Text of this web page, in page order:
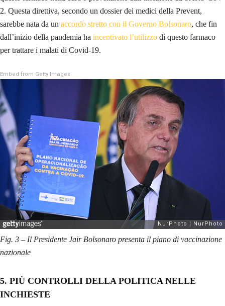
2. Questa direttiva, secondo un dossier dei medici della Prevent,
sarebbe nata da un accordo stretto con il Governo Bolsonaro, che fin
dall’inizio della pandemia ha incentivato l’utilizzo di questo farmaco
per trattare i malati di Covid-19.
Embed from Getty Images
Fig. 3 – Il Presidente Jair Bolsonaro presenta il piano di vaccinazione
nazionale
5. PIÙ CONTROLLI DELLA POLITICA NELLE
INCHIESTE